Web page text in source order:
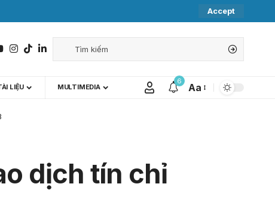
Accept
LIỆU MULTIMEDIA
6
Aa
dịch tín chỉ